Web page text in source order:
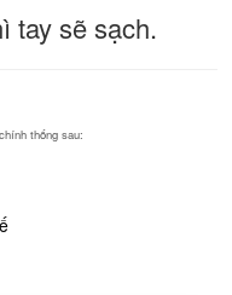
tay sẽ sạch.
thống sau: